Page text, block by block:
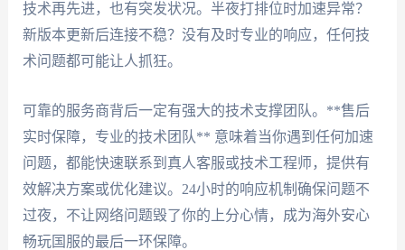
技术再先进，也有突发状况。半夜打排位时加速异常？
新版本更新后连接不稳？没有及时专业的响应，任何技
术问题都可能让人抓狂。
可靠的服务商背后一定有强大的技术支撑团队。**售后
实时保障，专业的技术团队** 意味着当你遇到任何加速
问题，都能快速联系到真人客服或技术工程师，提供有
效解决方案或优化建议。24小时的响应机制确保问题不
过夜，不让网络问题毁了你的上分心情，成为海外安心
畅玩国服的最后一环保障。